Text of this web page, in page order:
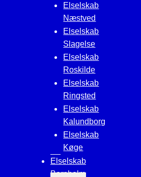
Elselskab
Næstved
Elselskab
Slagelse
Elselskab
Roskilde
Elselskab
Ringsted
Elselskab
Kalundborg
Elselskab
Køge
Elselskab
Bornholm